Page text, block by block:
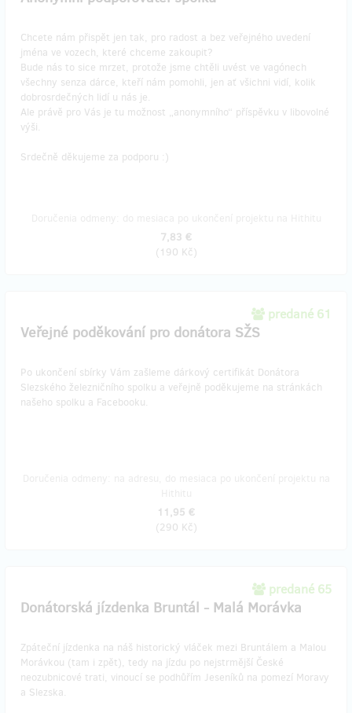
Chcete nám přispět jen tak, pro radost a bez veřejného uvedení
jména ve vozech, které chceme zakoupit?
Bude nás to sice mrzet, protože jsme chtěli uvést ve vagónech
všechny senza dárce, kteří nám pomohli, jen ať všichni vidí, kolik
dobrosrdečných lidí u nás je.
Ale právě pro Vás je tu možnost „anonymního“ příspěvku v libovolné
výši.
Srdečně děkujeme za podporu :)
7,83 €
(190 Kč)
predané 61
Veřejné poděkování pro donátora SŽS
Po ukončení sbírky Vám zašleme dárkový certifikát Donátora
Slezského železničního spolku a veřejně poděkujeme na stránkách
našeho spolku a Facebooku.
11,95 €
(290 Kč)
predané 65
Donátorská jízdenka Bruntál - Malá Morávka
Zpáteční jízdenka na náš historický vláček mezi Bruntálem a Malou
Morávkou (tam i zpět), tedy na jízdu po nejstrmější České
neozubnicové trati, vinoucí se podhůřím Jeseníků na pomezí Moravy
a Slezska.